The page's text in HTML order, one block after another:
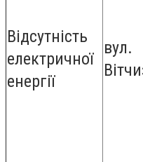
Відсутність
електричної
енергії
вул.